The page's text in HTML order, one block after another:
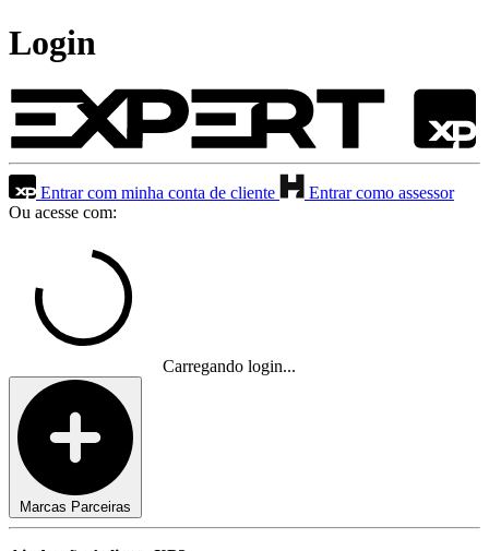
Login
Entrar com minha conta de cliente
Entrar como assessor
Ou acesse com:
Carregando login...
Marcas Parceiras